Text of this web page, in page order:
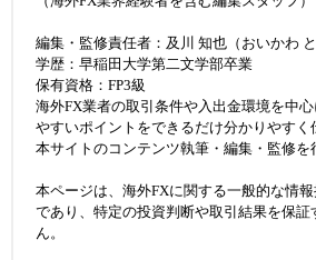
編集・監修責任者：及川 知也（おいかわ と
学歴：早稲田大学第二文学部卒業
保有資格：FP3級
海外FX業者の取引条件や入出金環境を中
やすいポイントをできるだけ分かりやすく
本サイトのコンテンツ執筆・編集・監修を
本ページは、海外FXに関する一般的な情
であり、特定の投資判断や取引結果を保
ん。